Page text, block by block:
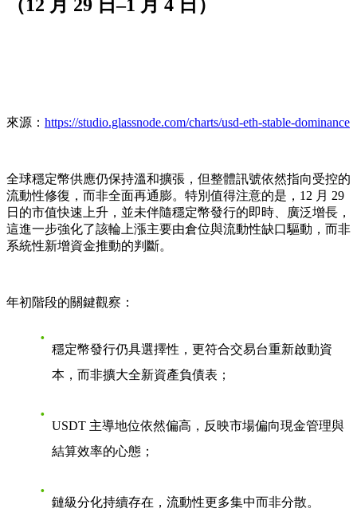
（12 月 29 日–1 月 4 日）
來源： https://studio.glassnode.com/charts/usd-eth-stable-dominance
全球穩定幣供應仍保持溫和擴張，但整體訊號依然指向受控的
流動性修復，而非全面再通膨。特別值得注意的是，12 月 29
日的市值快速上升，並未伴隨穩定幣發行的即時、廣泛增長，
這進一步強化了該輪上漲主要由倉位與流動性缺口驅動，而非
系統性新增資金推動的判斷。
年初階段的關鍵觀察：
穩定幣發行仍具選擇性，更符合交易台重新啟動資
本，而非擴大全新資產負債表；
USDT 主導地位依然偏高，反映市場偏向現金管理與
結算效率的心態；
鏈級分化持續存在，流動性更多集中而非分散。